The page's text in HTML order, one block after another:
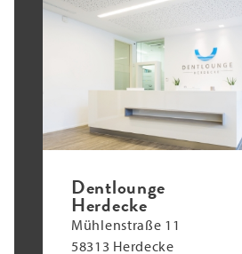
Dentlounge
Herdecke
Mühlenstraße 11
58313 Herdecke